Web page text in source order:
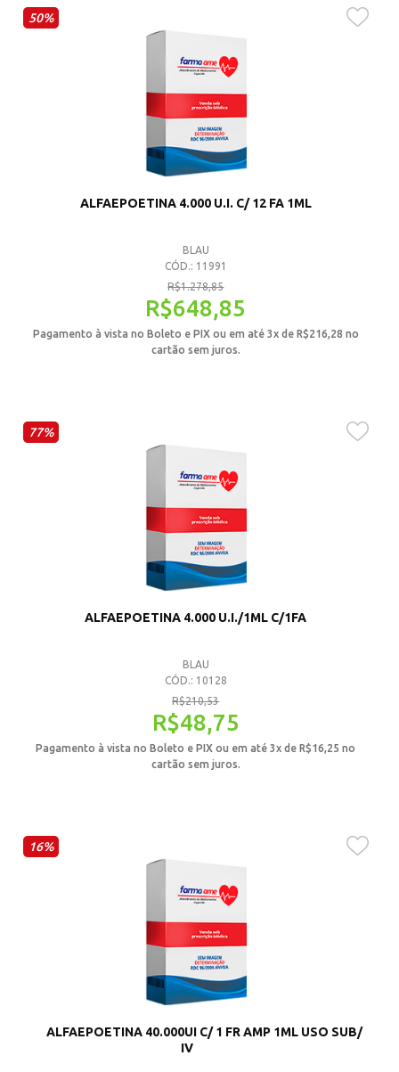
50%
ALFAEPOETINA 4.000 U.I. C/ 12 FA 1ML
BLAU
CÓD.: 11991
R$1.278,85
R$648,85
Pagamento à vista no Boleto e PIX ou em até 3x de R$216,28 no
cartão sem juros.
77%
ALFAEPOETINA 4.000 U.I./1ML C/1FA
BLAU
CÓD.: 10128
R$210,53
R$48,75
Pagamento à vista no Boleto e PIX ou em até 3x deR$16,25 no
cartão sem juros.
16%
ALFAEPOETINA 40.000UI C/ 1 FR AMP 1ML USO SUB/
IV